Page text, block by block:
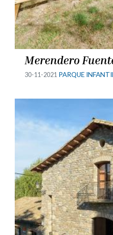
Merendero
30-11-2021 PARQUE